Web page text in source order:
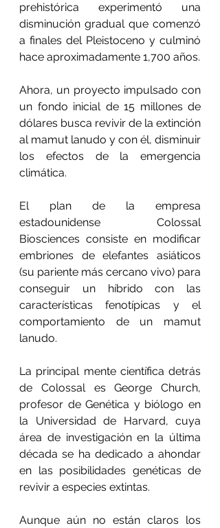
prehistórica experimentó una
disminución gradual que comenzó
a finales del Pleistoceno y culminó
hace aproximadamente 1,700 años.
Ahora, un proyecto impulsado con
un fondo inicial de 15 millones de
dólares busca revivir de la extinción
al mamut lanudo y con él, disminuir
los efectos de la emergencia
climática.
El plan de la empresa
estadounidense Colossal
Biosciences consiste en modificar
embriones de elefantes asiáticos
(su pariente más cercano vivo) para
conseguir un híbrido con las
características fenotípicas y el
comportamiento de un mamut
lanudo.
La principal mente científica detrás
de Colossal es George Church,
profesor de Genética y biólogo en
la Universidad de Harvard, cuya
área de investigación en la última
década se ha dedicado a ahondar
en las posibilidades genéticas de
revivir a especies extintas.
Aunque aún no están claros los